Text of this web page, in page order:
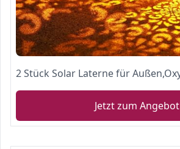
Jetzt zum Angebot